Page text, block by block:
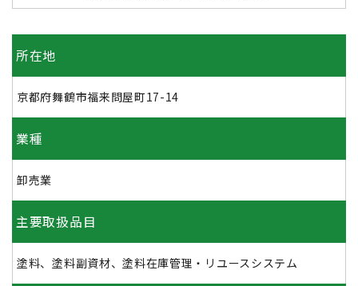
所在地
京都府舞鶴市福来問屋町17-14
業種
卸売業
主要取扱品目
塗料、塗料副資材、塗料在庫管理・リユースシステム